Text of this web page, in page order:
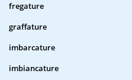
fregature
graffature
imbarcature
imbiancature